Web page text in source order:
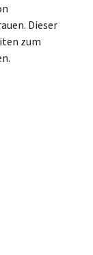
Dieser
zum